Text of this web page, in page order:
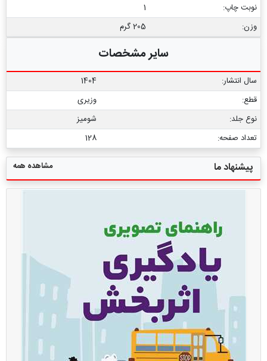
نوبت چاپ:
1
وزن:
205 گرم
سایر مشخصات
سال انتشار:
1404
قطع:
وزیری
نوع جلد:
شومیز
تعداد صفحه:
128
پیشنهاد ما مشاهده همه